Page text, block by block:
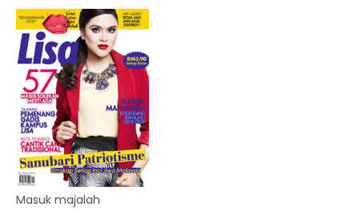
Masuk majalah